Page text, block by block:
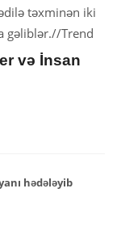
təxminən iki
gəliblər.//Trend
və İnsan
hədələyib